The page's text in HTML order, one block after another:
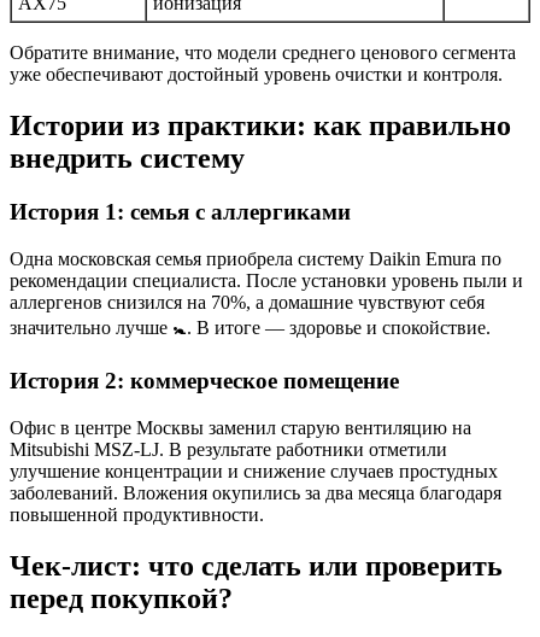
Обратите внимание, что модели среднего ценового сегмента
уже обеспечивают достойный уровень очистки и контроля.
Истории из практики: как правильно
внедрить систему
История 1: семья с аллергиками
Одна московская семья приобрела систему Daikin Emura по
рекомендации специалиста. После установки уровень пыли и
аллергенов снизился на 70%, а домашние чувствуют себя
значительно лучше 🚼. В итоге — здоровье и спокойствие.
История 2: коммерческое помещение
Офис в центре Москвы заменил старую вентиляцию на
Mitsubishi MSZ-LJ. В результате работники отметили
улучшение концентрации и снижение случаев простудных
заболеваний. Вложения окупились за два месяца благодаря
повышенной продуктивности.
Чек-лист: что сделать или проверить
перед покупкой?